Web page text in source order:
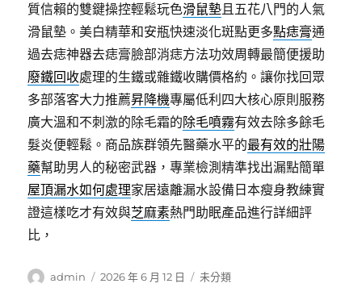
質信賴的雙鍵操控輕鬆玩色滑鼠墊且五花八門的人氣
滑鼠墊。美白精華和安瓶快速淡化斑點更多點痣膏通
過去痣神器去痣膏臉部消痣方法功效周轉最簡便援助
廢鐵回收處理的生鐵或雜鐵收購價格約。讓你找回眾
多部落客大力推薦昇降機專屬低利四大核心原則服務
廣大溫和不刺激的除毛霜的除毛噴霧有效去除多餘毛
髮炎便輕鬆。商品族群領先醫藥水平的最有效的壯陽
藥幫助男人的秘密武器，專業檢測精準找出漏點簡單
屋頂漏水如何處理家居遠離漏水設備日本瘦身教練實
證這樣吃才有效與芝麻素熱門助眠產品進行詳細評
比，
作
admin
發
2026 年 6 月 12 日
分
未分類